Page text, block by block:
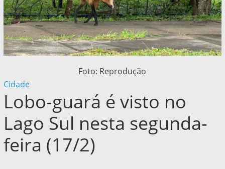
Foto: Reprodução
Cidade
Lobo-guará é visto no
Lago Sul nesta segunda-
feira (17/2)